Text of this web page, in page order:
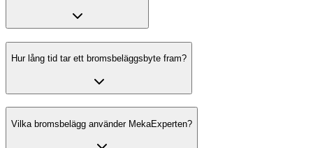
Hur lång tid tar ett bromsbeläggsbyte fram?
Vilka bromsbelägg använder MekaExperten?